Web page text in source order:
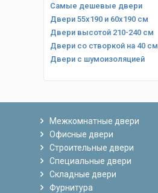
Самые дешевые двери
Двери 55х190 и 60х190 см
Двери высотой 210-240 см
Двери со створкой на 40 см
Двери с шумоизоляцией
Межкомнатные двери
Офисные двери
Строительные двери
Специальные двери
Складные двери
Фурнитура